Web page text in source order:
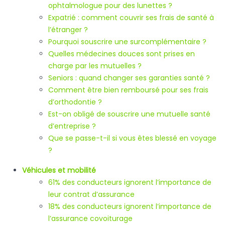
ophtalmologue pour des lunettes ?
Expatrié : comment couvrir ses frais de santé à
l’étranger ?
Pourquoi souscrire une surcomplémentaire ?
Quelles médecines douces sont prises en
charge par les mutuelles ?
Seniors : quand changer ses garanties santé ?
Comment être bien remboursé pour ses frais
d’orthodontie ?
Est-on obligé de souscrire une mutuelle santé
d’entreprise ?
Que se passe-t-il si vous êtes blessé en voyage
?
Véhicules et mobilité
61% des conducteurs ignorent l’importance de
leur contrat d’assurance
18% des conducteurs ignorent l’importance de
l’assurance covoiturage